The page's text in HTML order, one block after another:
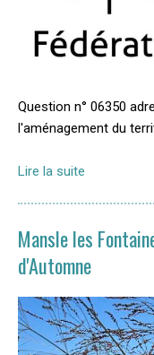
Question n° 06350
l'aménagement du
Lire la suite
Mansle les
d'Automne